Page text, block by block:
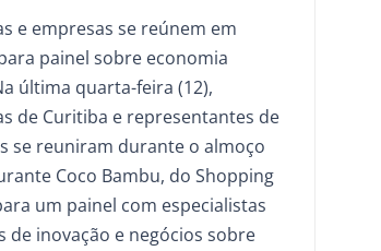
e empresas se reúnem em
painel sobre economia
última quarta-feira (12),
de Curitiba e representantes de
se reuniram durante o almoço
Coco Bambu, do Shopping
um painel com especialistas
de inovação e negócios sobre